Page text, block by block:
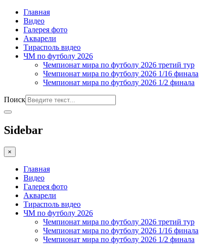
Главная
Видео
Галерея фото
Акварели
Тирасполь видео
ЧМ по футболу 2026
Чемпионат мира по футболу 2026 третий тур
Чемпионат мира по футболу 2026 1/16 финала
Чемпионат мира по футболу 2026 1/2 финала
Поиск
Sidebar
×
Главная
Видео
Галерея фото
Акварели
Тирасполь видео
ЧМ по футболу 2026
Чемпионат мира по футболу 2026 третий тур
Чемпионат мира по футболу 2026 1/16 финала
Чемпионат мира по футболу 2026 1/2 финала